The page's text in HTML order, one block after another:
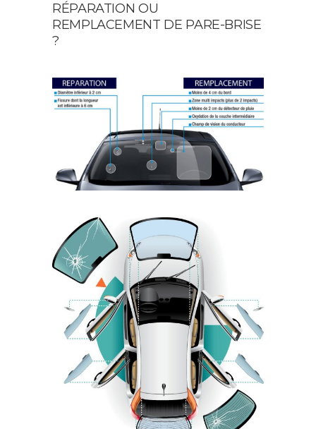
This
field
should
left
blank
RÉPARATION OU
REMPLACEMENT DE PARE-BRISE
?